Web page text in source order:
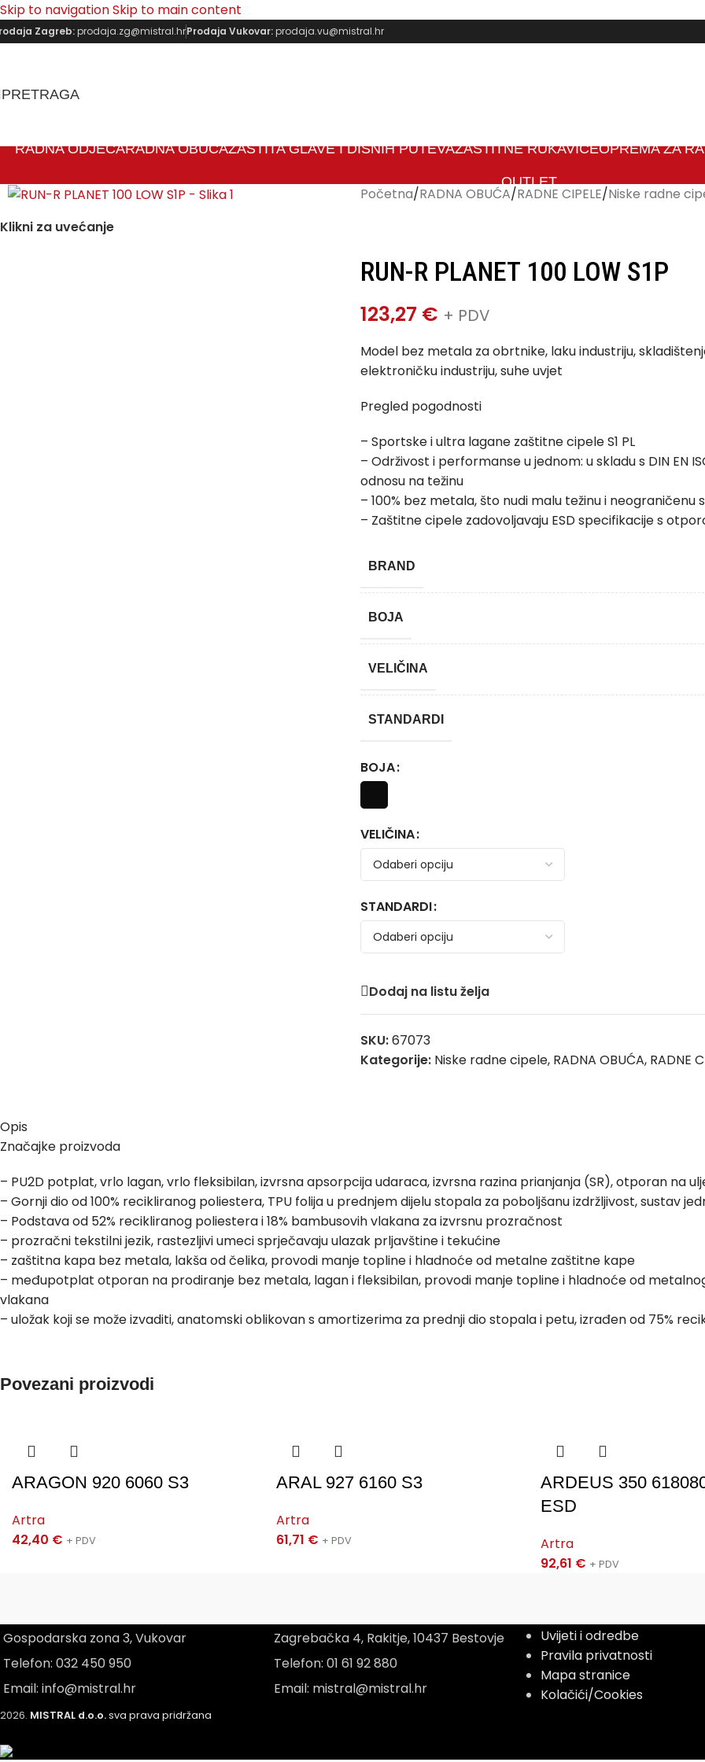
Skip to navigationSkip to main content
Zagreb:prodaja.zg@mistral.hrProdaja Vukovar:prodaja.vu@mistral.hr
PRETRAGA
RADNA ODJEĆARADNA OBUĆAZAŠTITA GLAVE I DIŠNIH PUTEVAZAŠTITNE RUKAVICEOPREMA ZA
OUTLET
Klikni za uvećanje
Početna/RADNA OBUĆA/RADNE CIPELE/Niske radne
RUN-R PLANET 100 LOW S1P
123,27 € + PDV
Model bez metala za obrtnike, laku industriju,
elektroničku industriju, suhe uvjet
Pregled pogodnosti
– Sportske i ultra lagane zaštitne cipele S1 PL
– Održivost i performanse u jednom: u skladu s DIN EN
odnosu na težinu
– 100% bez metala, što nudi malu težinu i neograničenu
– Zaštitne cipele zadovoljavaju ESD specifikacije s
BRAND
BOJA
VELIČINA
STANDARDI
BOJA
VELIČINA
STANDARDI
Dodaj na listu želja
SKU:67073
Kategorije: Niske radne cipele, RADNA OBUĆA, RADNE
Opis
Značajke proizvoda
– PU2D potplat, vrlo lagan, vrlo fleksibilan, izvrsna apsorpcija udaraca, izvrsna razina prianjanja (SR), otporan na
– Gornji dio od 100% recikliranog poliestera, TPU folija u prednjem dijelu stopala za poboljšanu izdržljivost, sustav
– Podstava od 52% recikliranog poliestera i 18% bambusovih vlakana za izvrsnu prozračnost
– prozračni tekstilni jezik, rastezljivi umeci sprječavaju ulazak prljavštine i tekućine
– zaštitna kapa bez metala, lakša od čelika, provodi manje topline i hladnoće od metalne zaštitne kape
– međupotplat otporan na prodiranje bez metala, lagan i fleksibilan, provodi manje topline i hladnoće od
vlakana
– uložak koji se može izvaditi, anatomski oblikovan s amortizerima za prednji dio stopala i petu, izrađen od 75%
– sustav veličina : francuski (EU) | širina 11
– težina : 500 g po stopalu, u veličini 42
EN ISO 20345: 2011 S1P SRC | EN ISO 20345: 2022 S1 PL FO SR
Veličine: 35 – 48
Povezani proizvodi
ARAGON 920 6060 S3
Artra
42,40 € + PDV
ARAL 927 6160 S3
Artra
61,71 € + PDV
ARDEUS 350
ESD
Artra
92,61 € + PDV
Gospodarska zona 3, Vukovar
Telefon: 032 450 950
Email: info@mistral.hr
Zagrebačka 4, Rakitje, 10437 Bestovje
Telefon: 01 61 92 880
Email: mistral@mistral.hr
Uvijeti i odredbe
Pravila privatnosti
Mapa stranice
Kolačići/Cookies
2026. MISTRAL d.o.o.sva prava pridržana